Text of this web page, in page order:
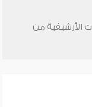
الأرشيفية من